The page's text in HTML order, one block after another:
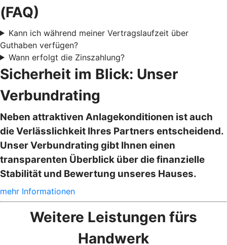
(FAQ)
Kann ich während meiner Vertragslaufzeit über
Guthaben verfügen?
Wann erfolgt die Zinszahlung?
Sicherheit im Blick: Unser
Verbundrating
Neben attraktiven Anlagekonditionen ist auch
die Verlässlichkeit Ihres Partners entscheidend.
Unser Verbundrating gibt Ihnen einen
transparenten Überblick über die finanzielle
Stabilität und Bewertung unseres Hauses.
mehr Informationen
Weitere Leistungen fürs
Handwerk